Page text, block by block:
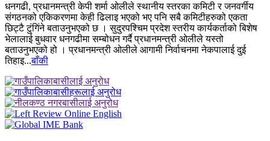
धनगढी, प्रधानमन्त्री केपी शर्मा ओलीले स्थानीय स्तरका कमिटी र जनवर्गीय
संगठनको एकिकरणमा केही ढिलाइ भएको भए पनि सबै कमिटीहरुको एकता
छिट्टै टुंगिंने बताउनुभएको छ । सुदुरपश्चिम प्रदेश स्तरीय कार्यकर्ताको बिशेष
भेलालाई बुधवार धनगढीमा सम्बोधन गर्दै प्रधानमन्त्री ओलीले यस्तो
बताउनुभएको हो । प्रधानमन्त्री ओलीले आगामी निर्वाचनमा नेकपालाई दुई
तिहाइ...बाँकी